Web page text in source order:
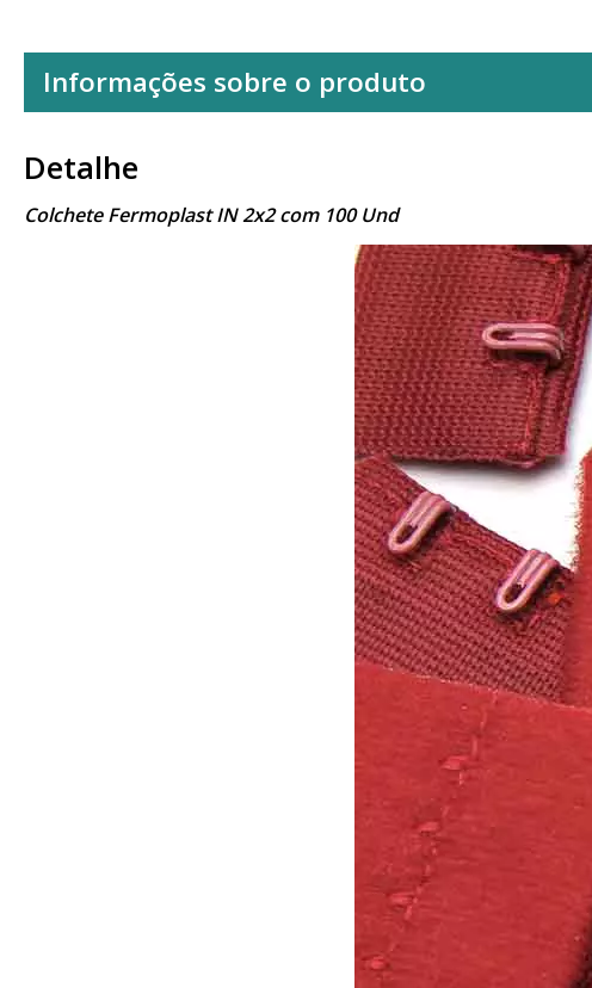
Informações sobre o produto
Detalhe
Colchete Fermoplast IN 2x2 com 100 Und